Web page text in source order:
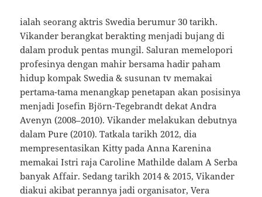
ialah seorang aktris Swedia berumur 30 tarikh.
Vikander berangkat berakting menjadi bujang di
dalam produk pentas mungil. Saluran memelopori
profesinya dengan mahir bersama hadir paham
hidup kompak Swedia & susunan tv memakai
pertama-tama menangkap penetapan akan posisinya
menjadi Josefin Björn-Tegebrandt dekat Andra
Avenyn (2008–2010). Vikander melakukan debutnya
dalam Pure (2010). Tatkala tarikh 2012, dia
mempresentasikan Kitty pada Anna Karenina
memakai Istri raja Caroline Mathilde dalam A Serba
banyak Affair. Sedang tarikh 2014 & 2015, Vikander
diakui akibat perannya jadi organisator, Vera